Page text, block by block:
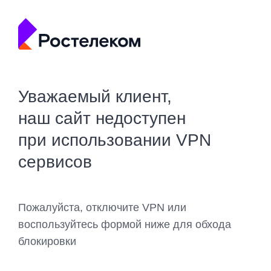
Уважаемый клиент,
наш сайт недоступен
при использовании VPN
сервисов
Пожалуйста, отключите VPN или
воспользуйтесь формой ниже для обхода
блокировки